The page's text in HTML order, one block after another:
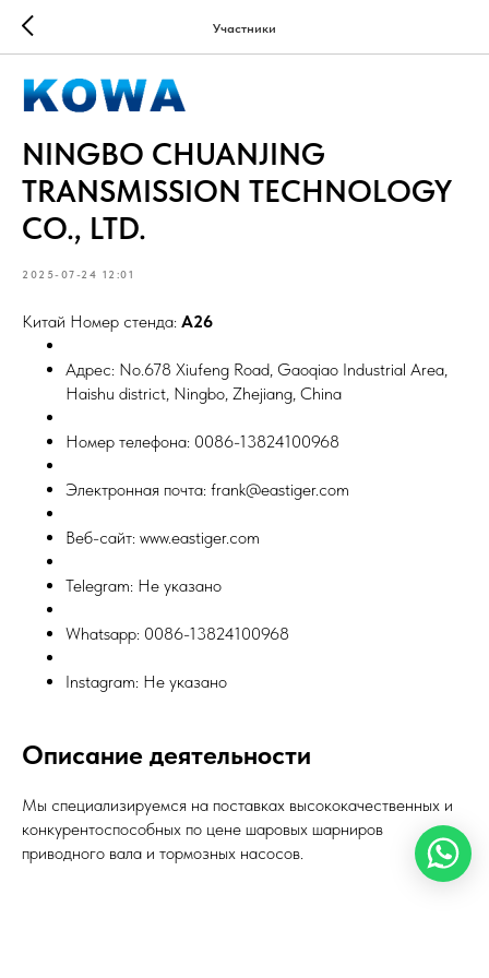
Участники
NINGBO CHUANJING
TRANSMISSION TECHNOLOGY
CO., LTD.
2025-07-24 12:01
Китай Номер стенда: A26
Адрес: No.678 Xiufeng Road, Gaoqiao Industrial Area,
Haishu district, Ningbo, Zhejiang, China
Номер телефона: 0086-13824100968
Электронная почта: frank@eastiger.com
Веб-сайт: www.eastiger.com
Telegram: Не указано
Whatsapp: 0086-13824100968
Instagram: Не указано
Описание деятельности
Мы специализируемся на поставках высококачественных и
конкурентоспособных по цене шаровых шарниров
приводного вала и тормозных насосов.